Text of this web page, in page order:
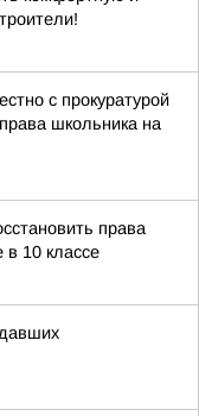
с прокуратурой
школьника на
права
в 10 классе